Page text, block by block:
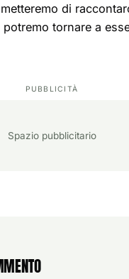
di
potremo tornare a
Spazio pubblicitario